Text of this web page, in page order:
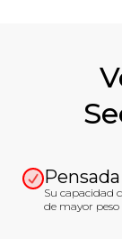
Su capacidad
de mayor